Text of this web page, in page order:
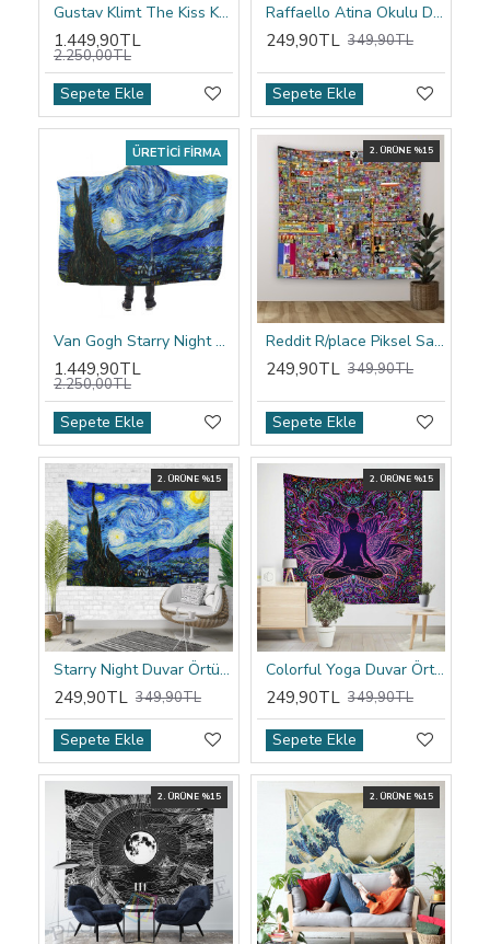
Gustav Klimt The Kiss Kapşonlu Battaniye
1.449,90TL
2.250,00TL
Sepete Ekle
Raffaello Atina Okulu Duvar Örtüsü
249,90TL 349,90TL
Sepete Ekle
ÜRETICI FIRMA
Van Gogh Starry Night Kapşonlu Battaniye
1.449,90TL
2.250,00TL
Sepete Ekle
2. ÜRÜNE %15
Reddit R/place Piksel Sanatı Duvar Örtüsü
249,90TL 349,90TL
Sepete Ekle
2. ÜRÜNE %15
Starry Night Duvar Örtüsü
249,90TL 349,90TL
Sepete Ekle
2. ÜRÜNE %15
Colorful Yoga Duvar Örtüsü
249,90TL 349,90TL
Sepete Ekle
2. ÜRÜNE %15 2. ÜRÜNE %15